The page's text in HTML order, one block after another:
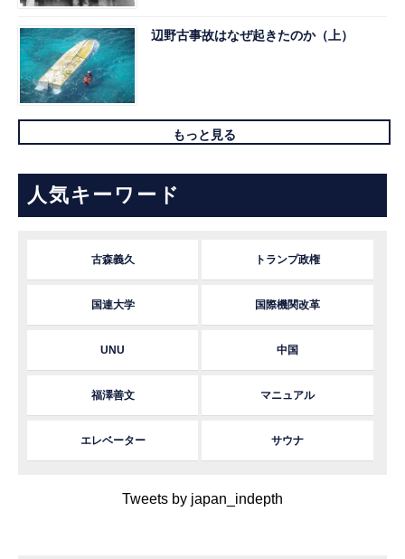
辺野古事故はなぜ起きたのか（上）
もっと見る
人気キーワード
古森義久 トランプ政権
国連大学 国際機関改革
UNU 中国
福澤善文 マニュアル
エレベーター サウナ
Tweets by japan_indepth